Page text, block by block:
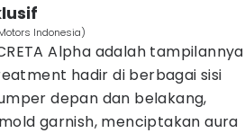
Indonesia)
Alpha adalah tampilannya
hadir di berbagai sisi
depan dan belakang,
garnish, menciptakan aura